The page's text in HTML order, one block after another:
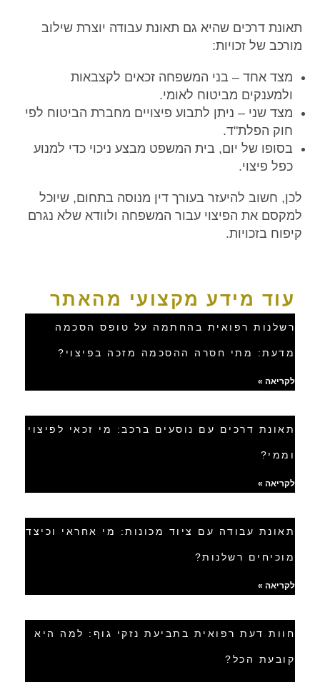
תאונת דרכים שהיא גם תאונת עבודה יוצרת שילוב
מורכב של זכויות:
מצד אחד – בני המשפחה זכאים לקצבאות
ולמענקים מביטוח לאומי.
מצד שני – ניתן לתבוע פיצויים מחברת הביטוח לפי
חוק הפלת"ד.
בסופו של יום, בית המשפט מבצע ניכוי כדי למנוע
כפל פיצוי.
לכן, חשוב להיעזר בעורך דין מנוסה בתחום, שיוכל
למקסם את הפיצוי עבור המשפחה ולוודא שלא נגרם
קיפוח בזכויות.
עוד מידע מקצועי מהאתר
רשלנות רפואית בהחתמה על טופס הסכמה
מדעת: מתי חסרה ההסכמה מזכה בפיצוי?
לקריאה »
תאונת דרכים עם נוסעים ברכב: מי זכאי לפיצוי
וממי?
לקריאה »
תאונת עבודה עם ציוד מכונות: מי אחראי וכיצד
מוכיחים רשלנות?
לקריאה »
חוות דעת רפואית בתביעת נזקי גוף: למה היא
קובעת הכל?